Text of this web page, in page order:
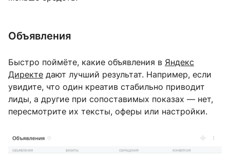
Объявления
Быстро поймёте, какие объявления в Яндекс
Директе дают лучший результат. Например, если
увидите, что один креатив стабильно приводит
лиды, а другие при сопоставимых показах — нет,
пересмотрите их тексты, оферы или настройки.